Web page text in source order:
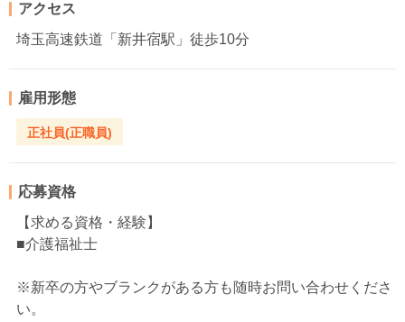
アクセス
埼玉高速鉄道「新井宿駅」徒歩10分
雇用形態
正社員(正職員)
応募資格
【求める資格・経験】
■介護福祉士
※新卒の方やブランクがある方も随時お問い合わせくださ
い。